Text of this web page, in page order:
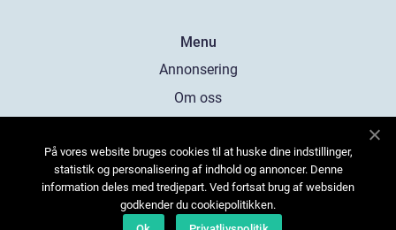
Menu
Annonsering
Om oss
Kontakta oss
Sitemap
På vores website bruges cookies til at huske dine indstillinger,
statistik og personalisering af indhold og annoncer. Denne
information deles med tredjepart. Ved fortsat brug af websiden
godkender du cookiepolitikken.